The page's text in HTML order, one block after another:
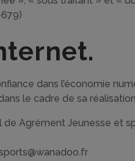
dans l’économie
le cadre de sa
Agrément Jeunesse et